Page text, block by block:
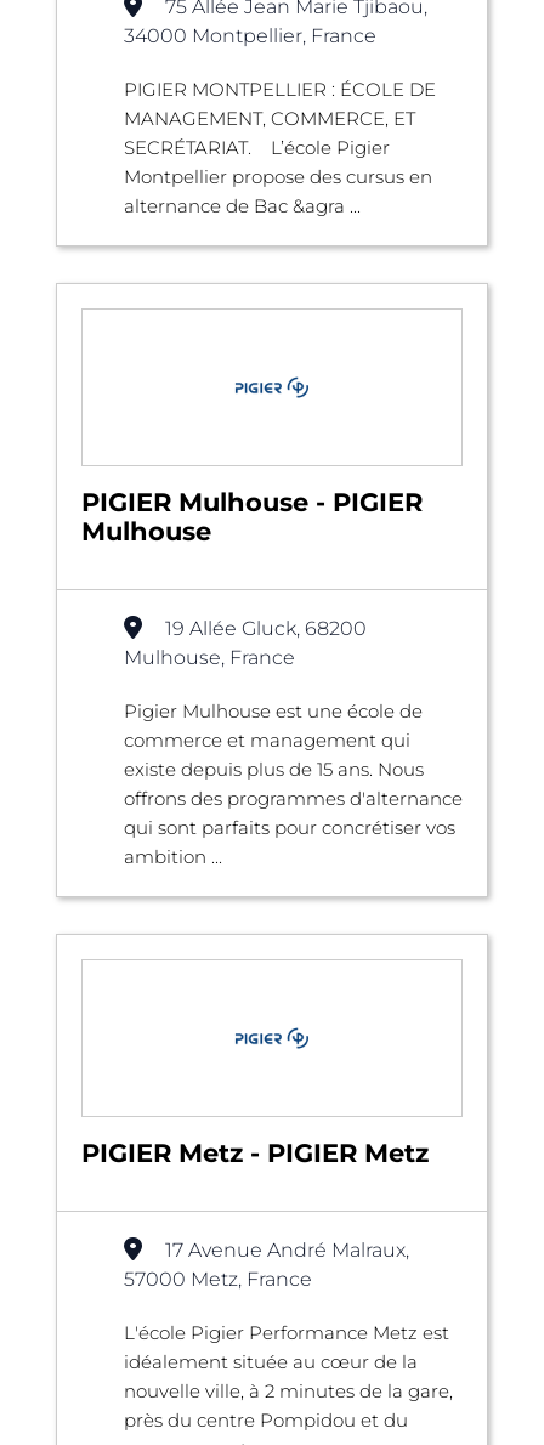
75 Allée Jean Marie Tjibaou,
34000 Montpellier, France
PIGIER MONTPELLIER : ÉCOLE DE
MANAGEMENT, COMMERCE, ET
SECRÉTARIAT. L’école Pigier
Montpellier propose des cursus en
alternance de Bac &agra ...
PIGIER Mulhouse - PIGIER
Mulhouse
19 Allée Gluck, 68200
Mulhouse, France
Pigier Mulhouse est une école de
commerce et management qui
existe depuis plus de 15 ans. Nous
offrons des programmes d'alternance
qui sont parfaits pour concrétiser vos
ambition ...
PIGIER Metz - PIGIER Metz
17 Avenue André Malraux,
57000 Metz, France
L'école Pigier Performance Metz est
idéalement située au cœur de la
nouvelle ville, à 2 minutes de la gare,
près du centre Pompidou et du